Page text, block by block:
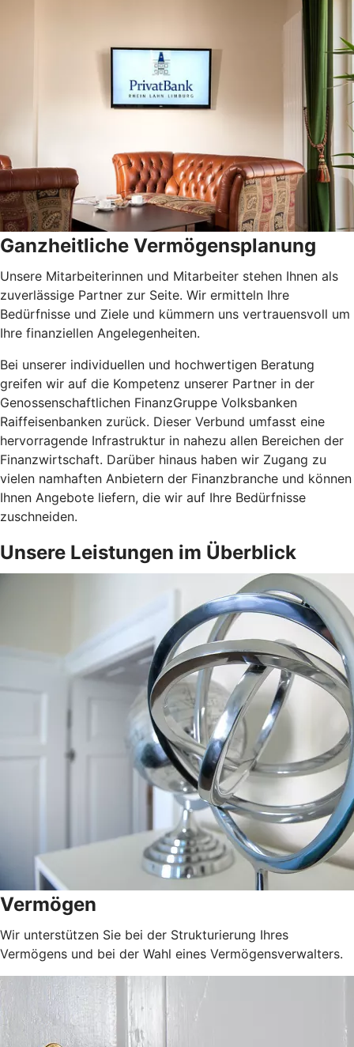
Ganzheitliche Vermögensplanung
Unsere Mitarbeiterinnen und Mitarbeiter stehen Ihnen als
zuverlässige Partner zur Seite. Wir ermitteln Ihre
Bedürfnisse und Ziele und kümmern uns vertrauensvoll um
Ihre finanziellen Angelegenheiten.
Bei unserer individuellen und hochwertigen Beratung
greifen wir auf die Kompetenz unserer Partner in der
Genossenschaftlichen FinanzGruppe Volksbanken
Raiffeisenbanken zurück. Dieser Verbund umfasst eine
hervorragende Infrastruktur in nahezu allen Bereichen der
Finanzwirtschaft. Darüber hinaus haben wir Zugang zu
vielen namhaften Anbietern der Finanzbranche und können
Ihnen Angebote liefern, die wir auf Ihre Bedürfnisse
zuschneiden.
Unsere Leistungen im Überblick
Vermögen
Wir unterstützen Sie bei der Strukturierung Ihres
Vermögens und bei der Wahl eines Vermögensverwalters.